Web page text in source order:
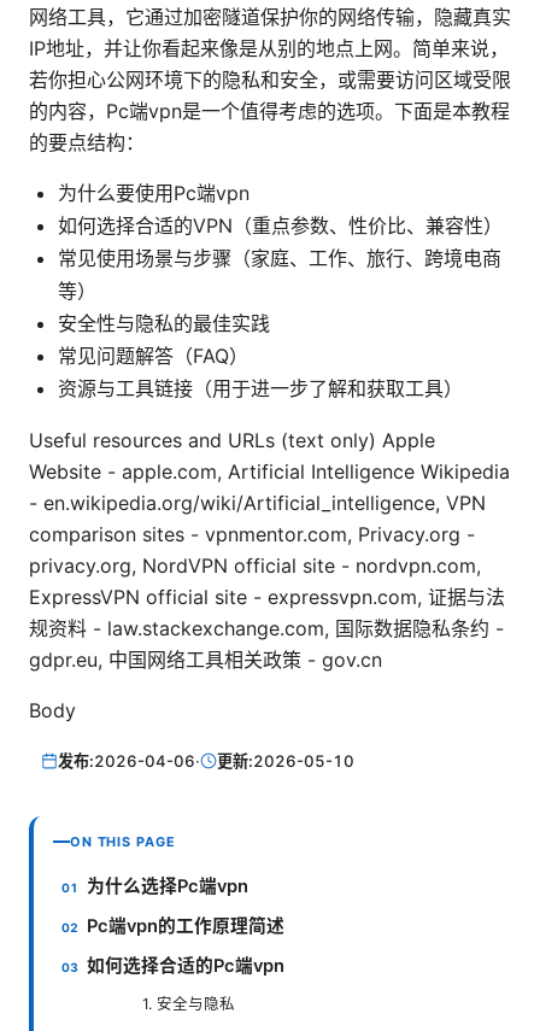
网络工具，它通过加密隧道保护你的网络传输，隐藏真实
IP地址，并让你看起来像是从别的地点上网。简单来说，
若你担心公网环境下的隐私和安全，或需要访问区域受限
的内容，Pc端vpn是一个值得考虑的选项。下面是本教程
的要点结构：
为什么要使用Pc端vpn
如何选择合适的VPN（重点参数、性价比、兼容性）
常见使用场景与步骤（家庭、工作、旅行、跨境电商
等）
安全性与隐私的最佳实践
常见问题解答（FAQ）
资源与工具链接（用于进一步了解和获取工具）
Useful resources and URLs (text only) Apple
Website - apple.com, Artificial Intelligence Wikipedia
- en.wikipedia.org/wiki/Artificial_intelligence, VPN
comparison sites - vpnmentor.com, Privacy.org -
privacy.org, NordVPN official site - nordvpn.com,
ExpressVPN official site - expressvpn.com, 证据与法
规资料 - law.stackexchange.com, 国际数据隐私条约 -
gdpr.eu, 中国网络工具相关政策 - gov.cn
Body
发布:2026-04-06· 更新:2026-05-10
ON THIS PAGE
为什么选择Pc端vpn
Pc端vpn的工作原理简述
如何选择合适的Pc端vpn
1. 安全与隐私